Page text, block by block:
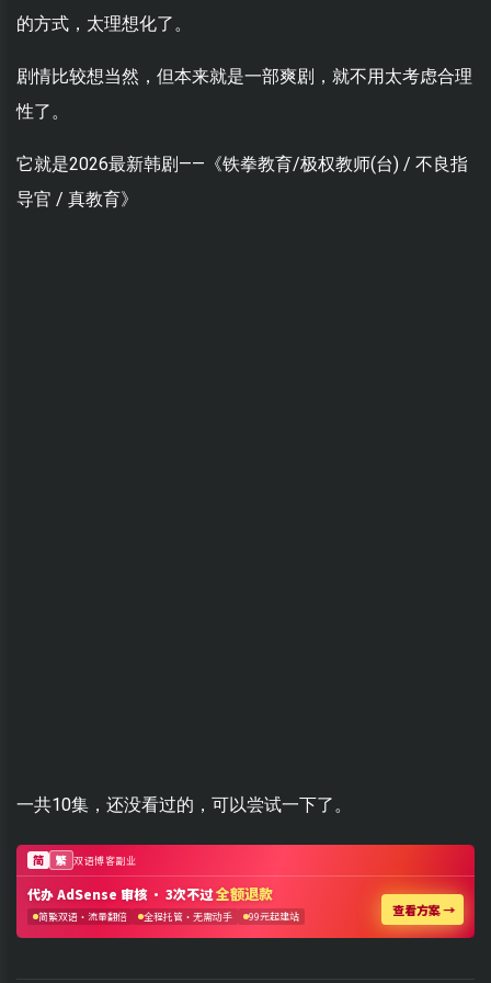
的方式，太理想化了。
剧情比较想当然，但本来就是一部爽剧，就不用太考虑合理
性了。
它就是2026最新韩剧——《铁拳教育/极权教师(台) / 不良指
导官 / 真教育》
一共10集，还没看过的，可以尝试一下了。